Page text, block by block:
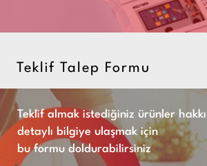
Teklif Talep Formu
Teklif almak istediğiniz ürünler
detaylı bilgiye ulaşmak için
bu formu doldurabilirsiniz